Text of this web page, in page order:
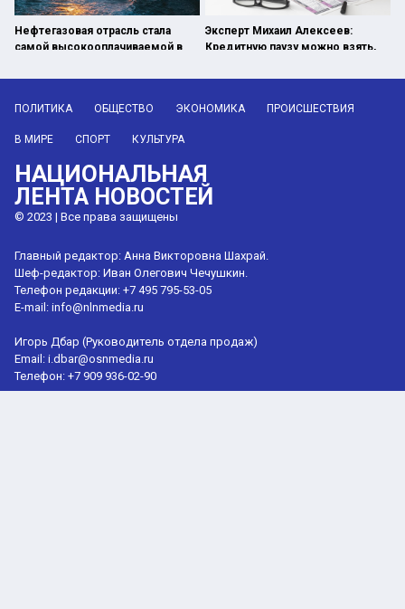
Нефтегазовая отрасль стала
самой высокооплачиваемой в
Эксперт Михаил Алексеев:
Кредитную паузу можно взять,
ПОЛИТИКА ОБЩЕСТВО ЭКОНОМИКА ПРОИСШЕСТВИЯ
В МИРЕ СПОРТ КУЛЬТУРА
НАЦИОНАЛЬНАЯ
ЛЕНТА НОВОСТЕЙ
© 2023 | Все права защищены
Главный редактор: Анна Викторовна Шахрай.
Шеф-редактор: Иван Олегович Чечушкин.
Телефон редакции: +7 495 795-53-05
E-mail: info@nlnmedia.ru
Игорь Дбар (Руководитель отдела продаж)
Email: i.dbar@osnmedia.ru
Телефон: +7 909 936-02-90